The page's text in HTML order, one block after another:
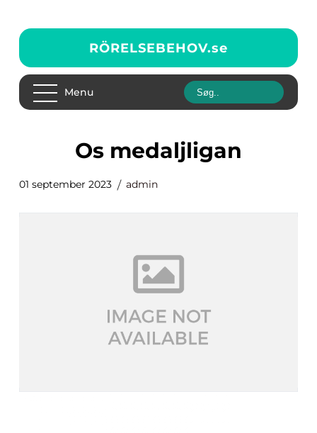
RÖRELSEBEHOV.se
Menu
os medaljligan
01 september 2023 admin